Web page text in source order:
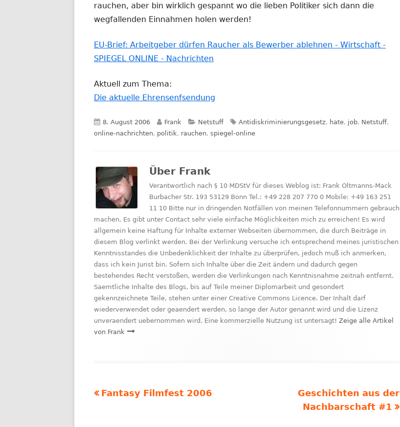
rauchen, aber bin wirklich gespannt wo die lieben Politiker sich dann die
wegfallenden Einnahmen holen werden!
EU-Brief: Arbeitgeber dürfen Raucher als Bewerber ablehnen - Wirtschaft -
SPIEGEL ONLINE - Nachrichten
Aktuell zum Thema:
Die aktuelle Ehrensenfsendung
Veröffentlicht
am
8. August 2006 Autor
Frank Kategorien
Netstuff Schlagwörter
Antidiskriminierungsgesetz, hate, job, Netstuff,
online-nachrichten, politik, rauchen, spiegel-online
Über Frank
Verantwortlich nach § 10 MDStV für dieses Weblog ist: Frank Oltmanns-Mack
Burbacher Str. 193 53129 Bonn Tel.: +49 228 207 770 0 Mobile: +49 163 251
11 10 Bitte nur in dringenden Notfällen von meinen Telefonnummern gebrauch
machen. Es gibt unter Contact sehr viele einfache Möglichkeiten mich zu erreichen! Es wird
allgemein keine Haftung für Inhalte externer Webseiten übernommen, die durch Beiträge in
diesem Blog verlinkt werden. Bei der Verlinkung versuche ich entsprechend meines juristischen
Kenntnisstandes die Unbedenklichkeit der Inhalte zu überprüfen, jedoch muß ich anmerken,
dass ich kein Jurist bin. Sofern sich Inhalte über die Zeit ändern und dadurch gegen
bestehendes Recht verstoßen, werden die Verlinkungen nach Kenntnisnahme zeitnah entfernt.
Saemtliche Inhalte des Blogs, bis auf Teile meiner Diplomarbeit und gesondert
gekennzeichnete Teile, stehen unter einer Creative Commons Licence. Der Inhalt darf
wiederverwendet oder geaendert werden, so lange der Autor genannt wird und die Lizenz
unveraendert uebernommen wird. Eine kommerzielle Nutzung ist untersagt! Zeige alle Artikel
von Frank
Beitragsnavigation
Vorheriger
Fantasy Filmfest 2006
Nächster
Beitrag
Geschichten aus der
Nachbarschaft #1